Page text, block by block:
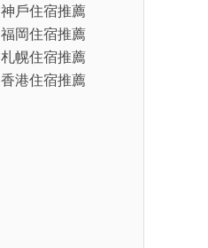
神戶住宿推薦
福岡住宿推薦
札幌住宿推薦
香港住宿推薦